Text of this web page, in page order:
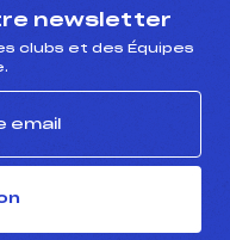
newsletter
clubs et des Équipes